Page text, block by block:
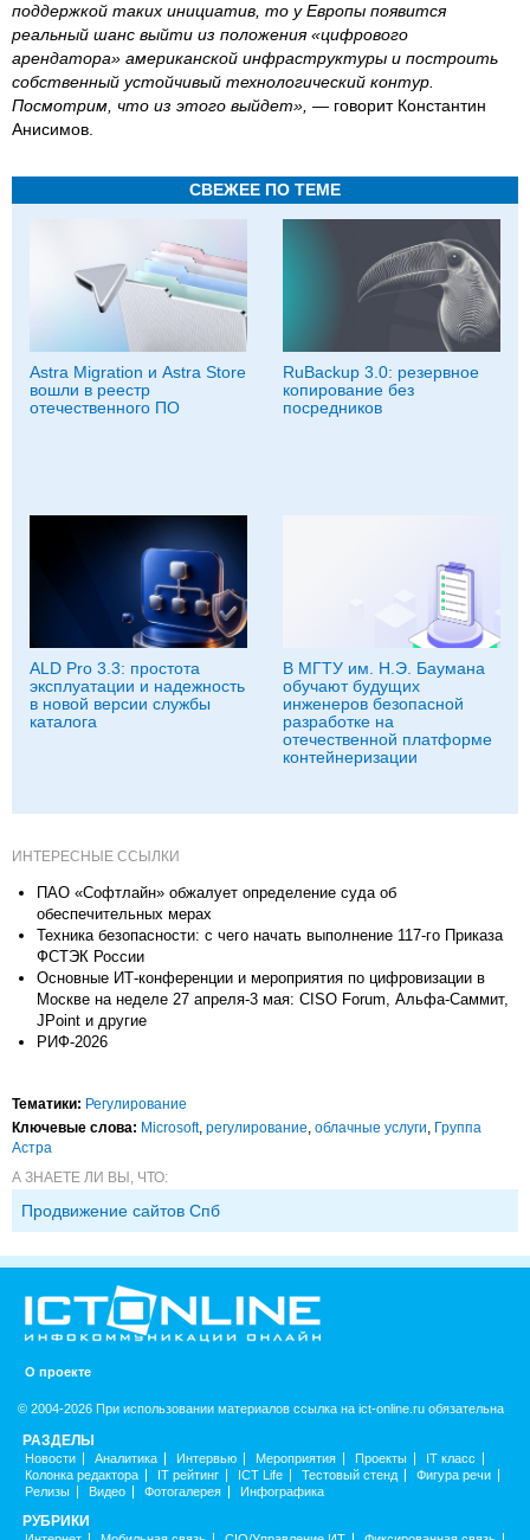
поддержкой таких инициатив, то у Европы появится
реальный шанс выйти из положения «цифрового
арендатора» американской инфраструктуры и построить
собственный устойчивый технологический контур.
Посмотрим, что из этого выйдет», — говорит Константин
Анисимов.
СВЕЖЕЕ ПО ТЕМЕ
Astra Migration и Astra Store
вошли в реестр
отечественного ПО
RuBackup 3.0: резервное
копирование без
посредников
ALD Pro 3.3: простота
эксплуатации и надежность
в новой версии службы
каталога
В МГТУ им. Н.Э. Баумана
обучают будущих
инженеров безопасной
разработке на
отечественной платформе
контейнеризации
ИНТЕРЕСНЫЕ ССЫЛКИ
ПАО «Софтлайн» обжалует определение суда об
обеспечительных мерах
Техника безопасности: с чего начать выполнение 117-го Приказа
ФСТЭК России
Основные ИТ-конференции и мероприятия по цифровизации в
Москве на неделе 27 апреля-3 мая: CISO Forum, Альфа‑Саммит,
JPoint и другие
РИФ-2026
Тематики: Регулирование
Ключевые слова: Microsoft, регулирование, облачные услуги, Группа
Астра
А ЗНАЕТЕ ЛИ ВЫ, ЧТО:
Продвижение сайтов Спб
О проекте
© 2004-2026 При использовании материалов ссылка на ict-online.ru обязательна
РАЗДЕЛЫ
Новости Аналитика Интервью Мероприятия Проекты
IT класс
Колонка редактора
IT рейтинг ICT Life Тестовый стенд
Фигура речи
Релизы
Видео Фотогалерея Инфографика
РУБРИКИ